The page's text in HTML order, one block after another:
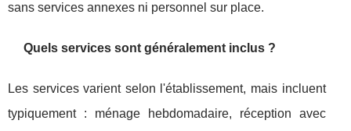
sans services annexes ni personnel sur place.
Quels services sont généralement inclus ?
Les services varient selon l'établissement, mais incluent
typiquement : ménage hebdomadaire, réception avec